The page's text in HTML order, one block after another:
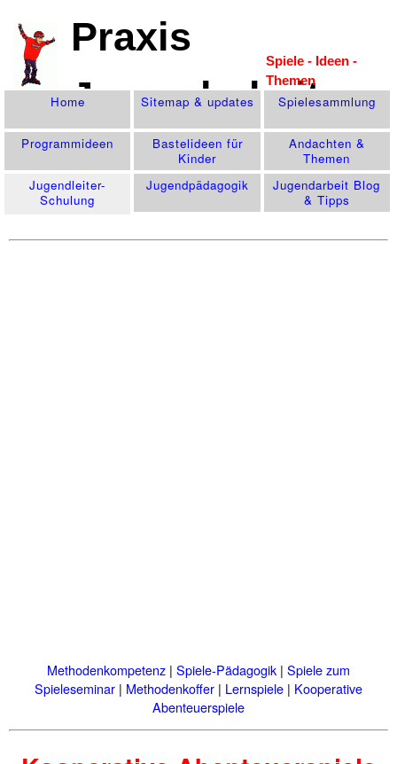
Praxis
Jugendarbeit
Spiele - Ideen -
Themen
Home Sitemap & updates Spiele­sammlung
Programm­ideen
Bastelideen für
Kinder
Andachten &
Themen
Jugendleiter-
Schulung
Jugend­pädagogik
Jugendarbeit Blog
& Tipps
Methodenkompetenz | Spiele-Pädagogik | Spiele zum
Spieleseminar | Methodenkoffer | Lernspiele | Kooperative
Abenteuerspiele